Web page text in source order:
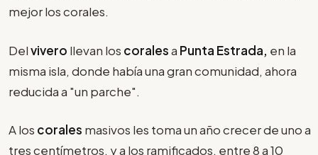
mejor los corales.
Delvivero llevan los coralesa Punta Estrada, en la
misma isla, donde había una gran comunidad, ahora
reducida a "un parche".
A los corales masivos les toma un año crecer de uno a
tres centímetros, y a los ramificados, entre 8 a 10